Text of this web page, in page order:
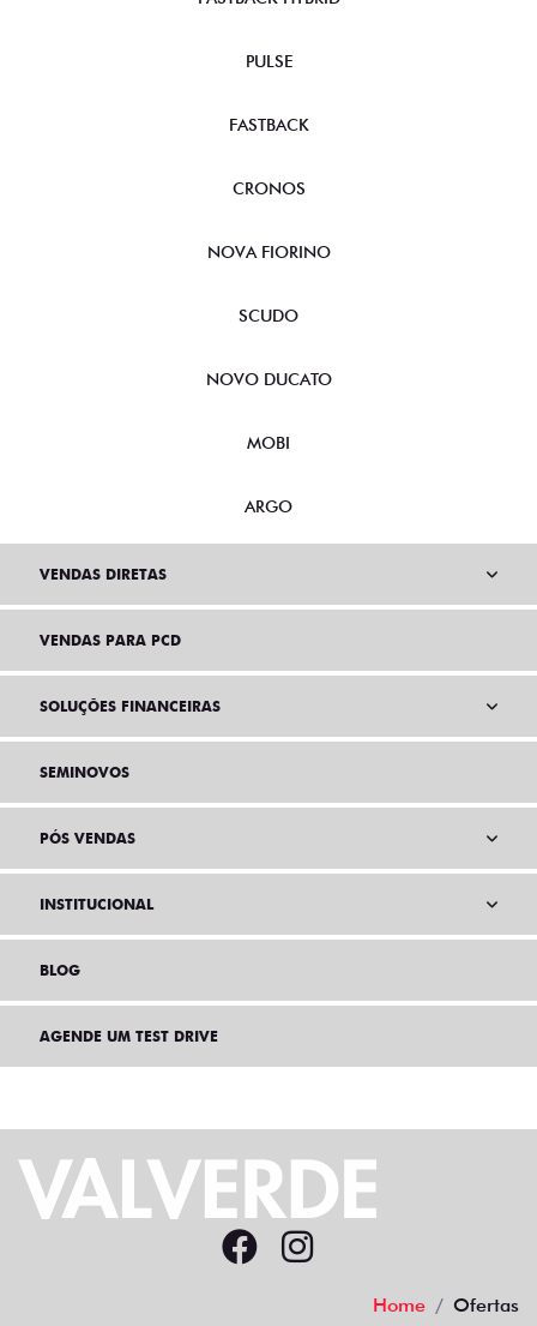
PULSE
FASTBACK
CRONOS
NOVA FIORINO
SCUDO
NOVO DUCATO
MOBI
ARGO
VENDAS DIRETAS
VENDAS PARA PCD
SOLUÇÕES FINANCEIRAS
SEMINOVOS
PÓS VENDAS
INSTITUCIONAL
BLOG
AGENDE UM TEST DRIVE
Home Ofertas